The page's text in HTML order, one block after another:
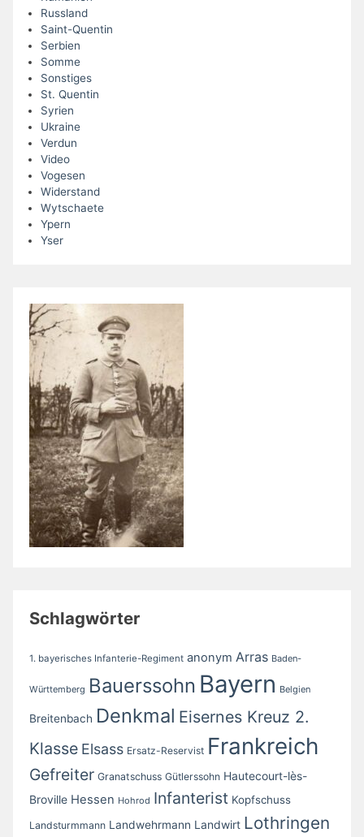
Russland
Saint-Quentin
Serbien
Somme
Sonstiges
St. Quentin
Syrien
Ukraine
Verdun
Video
Vogesen
Widerstand
Wytschaete
Ypern
Yser
Schlagwörter
1. bayerisches Infanterie-Regiment anonym Arras Baden-
Württemberg Bauerssohn Bayern Belgien
Breitenbach Denkmal Eisernes Kreuz 2.
Klasse Elsass Ersatz-Reservist Frankreich
Gefreiter Granatschuss Gütlerssohn Hautecourt-lès-
Broville Hessen Hohrod Infanterist Kopfschuss
Landsturmmann Landwehrmann Landwirt Lothringen